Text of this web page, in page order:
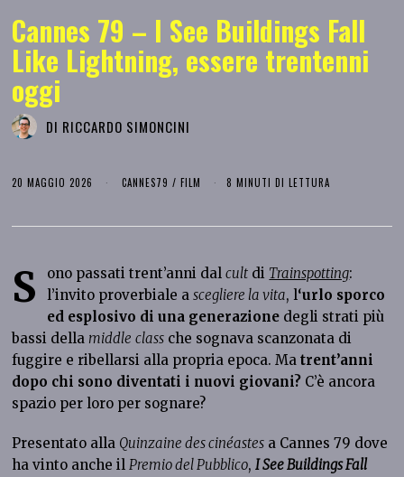
Cannes 79 – I See Buildings Fall
Like Lightning, essere trentenni
oggi
DI RICCARDO SIMONCINI
20 MAGGIO 2026 CANNES79 / FILM 8 MINUTI DI LETTURA
S ono passati trent’anni dalcult di Trainspotting:
l’invito proverbiale ascegliere la vita, l‘urlo sporco
ed esplosivo di una generazione degli strati più
bassi della middle class che sognava scanzonata di
fuggire e ribellarsi alla propria epoca. Matrent’anni
dopo chi sono diventati i nuovi giovani? C’è ancora
spazio per loro per sognare?
Presentato alla Quinzaine des cinéastes a Cannes 79 dove
ha vinto anche ilPremio del Pubblico,I See Buildings Fall